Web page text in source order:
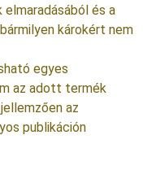
és a
károkért nem
egyes
az adott termék
az
publikáción